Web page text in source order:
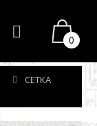
0
СЕТКА